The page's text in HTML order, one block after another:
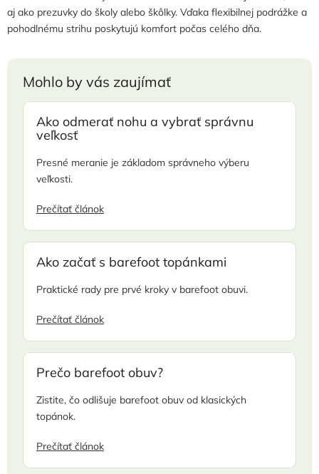
aj ako prezuvky do školy alebo škôlky. Vďaka flexibilnej podrážke a
pohodlnému strihu poskytujú komfort počas celého dňa.
Mohlo by vás zaujímať
Ako odmerať nohu a vybrať správnu
veľkosť
Presné meranie je základom správneho výberu
veľkosti.
Prečítať článok
Ako začať s barefoot topánkami
Praktické rady pre prvé kroky v barefoot obuvi.
Prečítať článok
Prečo barefoot obuv?
Zistite, čo odlišuje barefoot obuv od klasických
topánok.
Prečítať článok